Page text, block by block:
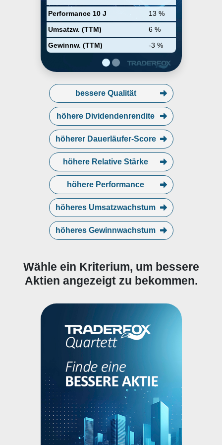
Performance 10 J
13 %
Umsatzw. (TTM)
6 %
Gewinnw. (TTM)
-3 %
bessere Qualität
höhere Dividendenrendite
höherer Dauerläufer-Score
höhere Relative Stärke
höhere Performance
höheres Umsatzwachstum
höheres Gewinnwachstum
Wähle ein Kriterium, um bessere
Aktien angezeigt zu bekommen.